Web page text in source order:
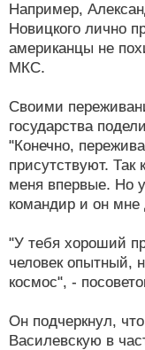
Например,
Новицкого лично
американцы не
МКС.
Своими
государства
"Конечно,
присутствуют. Так
меня впервые. Но
командир и он мне
"У тебя хороший
человек опытный,
космос", -
Он подчеркнул,
Василевскую в